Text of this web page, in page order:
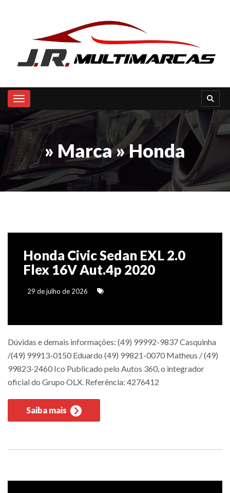
Toggle navigation
» Marca » Honda
Honda Civic Sedan EXL 2.0
Flex 16V Aut.4p 2020
29 de julho de 2026
Dúvidas e demais informações: (49) 99992-9837 Casquinha
/(49) 99913-0150 Eduardo (49) 99821-0070 Matheus / (49)
99823-2460 Ico Publicado pelo Autos 360, o integrador
oficial do Grupo OLX. Referência: 4276412
Saiba mais